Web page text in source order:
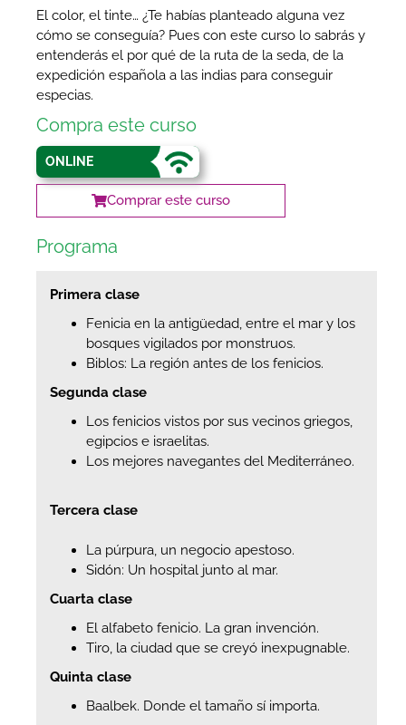
El color, el tinte… ¿Te habías planteado alguna vez
cómo se conseguía? Pues con este curso lo sabrás y
entenderás el por qué de la ruta de la seda, de la
expedición española a las indias para conseguir
especias.
Compra este curso
ONLINE
Comprar este curso
Programa
Primera clase
Fenicia en la antigüedad, entre el mar y los
bosques vigilados por monstruos.
Biblos: La región antes de los fenicios.
Segunda clase
Los fenicios vistos por sus vecinos griegos,
egipcios e israelitas.
Los mejores navegantes del Mediterráneo.
Tercera clase
La púrpura, un negocio apestoso.
Sidón: Un hospital junto al mar.
Cuarta clase
El alfabeto fenicio. La gran invención.
Tiro, la ciudad que se creyó inexpugnable.
Quinta clase
Baalbek. Donde el tamaño sí importa.